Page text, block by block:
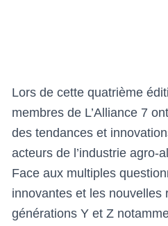
Lors de cette quatrième
membres de L’Alliance 7
des tendances et
acteurs de l’industrie agro-
Face aux multiples
innovantes et les
générations Y et Z